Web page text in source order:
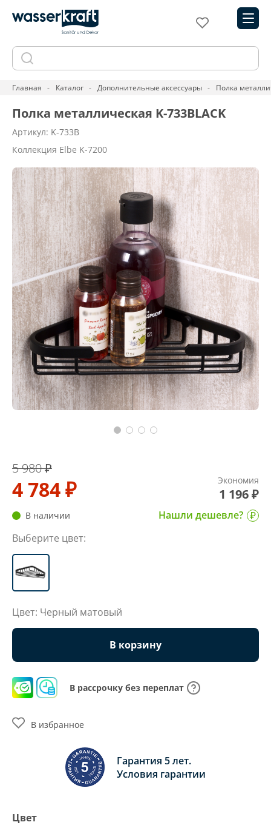
Главная Каталог Дополнительные аксессуары Полка
Полка металлическая K-733BLACK
Артикул: K-733B
Коллекция Elbe K-7200
5 980 ₽
4 784 ₽ Экономия
1 196 ₽
В наличии
Нашли дешевле?
Выберите цвет:
Цвет: Черный матовый
В корзину
В рассрочку без переплат
Гарантия 5 лет.
Условия гарантии
В избранное
Цвет